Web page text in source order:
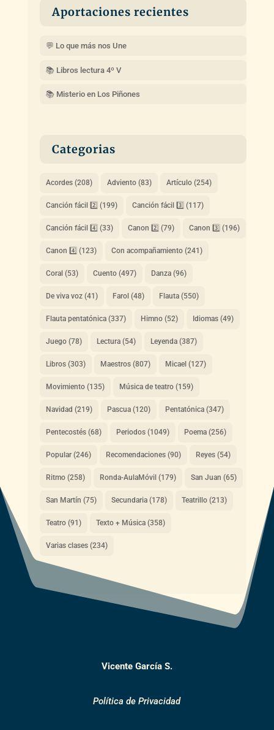
Aportaciones recientes
💬 Lo que más nos Une
📚 Libros lectura 4º V
📚 Misterio en Los Piñones
Categorias
Acordes(208) Adviento(83) Artículo(254)
Canción fácil 2️⃣ (199) Canción fácil 3️⃣ (117)
Canción fácil 4️⃣ (33) Canon 2️⃣ (79) Canon 3️⃣ (196)
Canon 4️⃣ (123) Con acompañamiento(241)
Coral (53) Cuento(497) Danza(96)
De viva voz(41) Farol (48) Flauta(550)
Flauta pentatónica(337) Himno(52) Idiomas(49)
Juego(78) Lectura(54) Leyenda(387)
Libros(303) Maestros(807) Micael (127)
Movimiento(135) Música de teatro(159)
Navidad (219) Pascua(120) Pentatónica(347)
Pentecostés(68) Periodos(1049) Poema(256)
Popular(246) Recomendaciones(90) Reyes(54)
Ritmo(258) Ronda-AulaMóvil (179) San Juan (65)
San Martín (75) Secundaria(178) Teatrillo(213)
Teatro(91) Texto + Música(358)
Varias clases(234)
Vicente García S.
Política de Privacidad